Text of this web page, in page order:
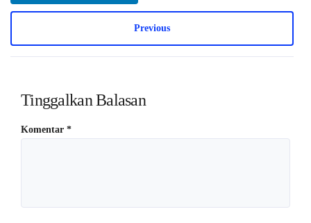
Previous
Tinggalkan Balasan
Komentar *